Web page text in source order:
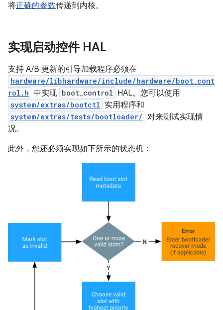
将正确的参数传递到内核。
实现启动控件 HAL
支持 A/B 更新的引导加载程序必须在
hardware/libhardware/include/hardware/boot_cont
rol.h 中实现 boot_control HAL。您可以使用
system/extras/bootctl 实用程序和
system/extras/tests/bootloader/ 对来测试实现情
况。
此外，您还必须实现如下所示的状态机：